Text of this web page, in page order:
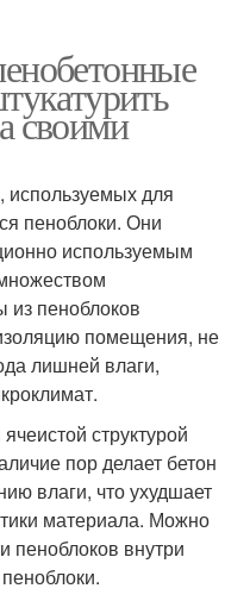
своими
для
пеноблоки. Они
используемым
из пеноблоков
помещения, не
лишней влаги,
структурой
пор делает бетон
влаги, что ухудшает
материала. Можно
пеноблоков внутри